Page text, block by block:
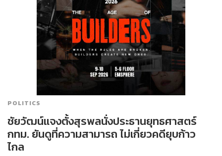
POLITICS
ชัยวัฒน์แจงตั้งสุรพลนั่งประธานยุทธศาสตร์
กทม. ยันดูที่ความสามารถ ไม่เกี่ยวคดียุบก้าว
ไกล